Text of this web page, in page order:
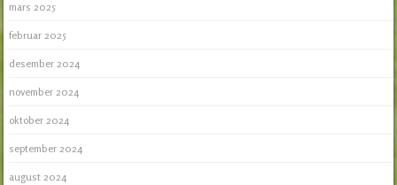
mars 2025
februar 2025
desember 2024
november 2024
oktober 2024
september 2024
august 2024